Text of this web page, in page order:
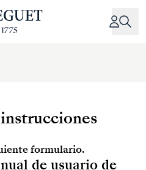
formulario.
de usuario de